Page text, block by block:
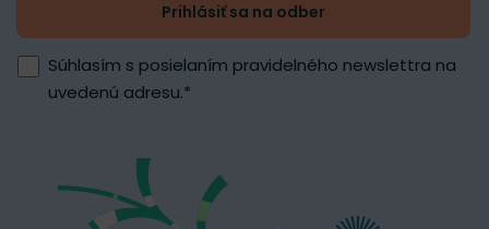
Prihlásiť sa na odber
Súhlasím s posielaním pravidelného newslettra na
uvedenú adresu.*